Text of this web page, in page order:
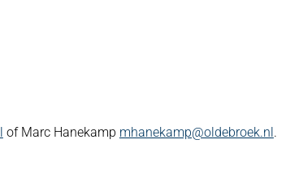
of Marc Hanekamp mhanekamp@oldebroek.nl .